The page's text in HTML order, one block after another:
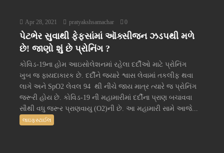
Apr 28, 2021 pratyakshsamachar 0
પેટભેર સુવાથી ફેફસાંમાં ઑક્સીજન ઝડપથી મળે
છે! જાણો શું છે પ્રોનિંગ ?
કોવિડ-19ના હોમ આઇસોલેશનમાં રહેલા દર્દીઓ માટે પ્રોનિંગ
ખુબ જ ફાયદાકારક છે. દર્દીને જ્યારે શ્વાસ લેવામાં તકલીફ થવા
લાગે અને SpO2 લેવલ 94 થી નીચે જાય માત્ર ત્યારે જ પ્રોનિંગ
જરૂરી હોય છે. કોવિડ-19 ની મહામારીમાં દર્દીના પ્રાણ બચાવવા
સૌથી વધુ જરૂર પ્રાણવાયુ (O2)ની છે. આ મહામારી સામે આજે...
લાઇફસ્ટાઈલ